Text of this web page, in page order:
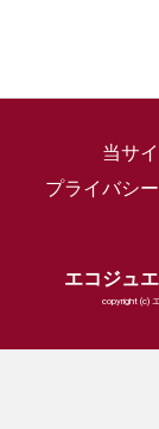
当サ
プライバシ
エコジュ
copyright (c)